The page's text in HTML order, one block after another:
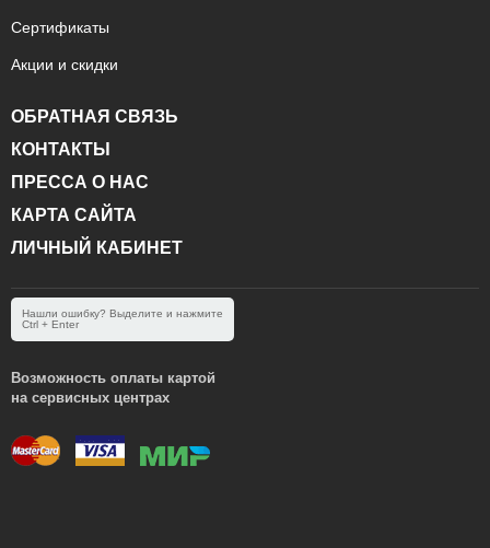
Сертификаты
Акции и скидки
ОБРАТНАЯ СВЯЗЬ
КОНТАКТЫ
ПРЕССА О НАС
КАРТА САЙТА
ЛИЧНЫЙ КАБИНЕТ
Нашли ошибку? Выделите и нажмите
Ctrl + Enter
Возможность оплаты картой
на сервисных центрах